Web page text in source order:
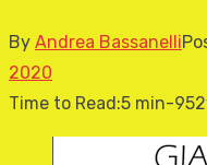
By Andrea Bassanelli
2020
Time to Read:5 min-952